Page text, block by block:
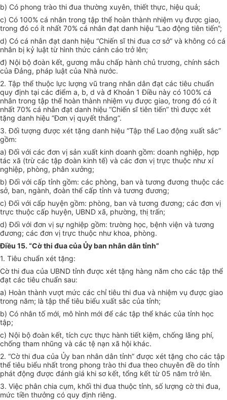
b) Có phong trào thi đua thường xuyên, thiết thực, hiệu quả;
c) Có 100% cá nhân trong tập thể hoàn thành nhiệm vụ được giao,
trong đó có ít nhất 70% cá nhân đạt danh hiệu “Lao động tiên tiến”;
d) Có cá nhân đạt danh hiệu “Chiến sĩ thi đua cơ sở” và không có cá
nhân bị kỷ luật từ hình thức cảnh cáo trở lên;
đ) Nội bộ đoàn kết, gương mẫu chấp hành chủ trương, chính sách
của Đảng, pháp luật của Nhà nước.
2. Tập thể thuộc lực lượng vũ trang nhân dân đạt các tiêu chuẩn
quy định tại các điểm a, b, d và đ Khoản 1 Điều này có 100% cá
nhân trong tập thể hoàn thành nhiệm vụ được giao, trong đó có ít
nhất 70% cá nhân đạt danh hiệu “Chiến sĩ tiên tiến” thì được xét
tặng danh hiệu “Đơn vị quyết thắng”.
3. Đối tượng được xét tặng danh hiệu “Tập thể Lao động xuất sắc”
gồm:
a) Đối với các đơn vị sản xuất kinh doanh gồm: doanh nghiệp, hợp
tác xã (trừ các tập đoàn kinh tế) và các đơn vị trực thuộc như xí
nghiệp, phòng, phân xưởng;
b) Đối với cấp tỉnh gồm: các phòng, ban và tương đương thuộc các
sở, ban, ngành, đoàn thể cấp tỉnh và tương đương;
c) Đối với cấp huyện gồm: phòng, ban và tương đương; các đơn vị
trực thuộc cấp huyện, UBND xã, phường, thị trấn;
d) Đối với đơn vị sự nghiệp gồm: trường học, bệnh viện và tương
đương; các đơn vị trực thuộc như khoa, phòng.
Điều 15. “Cờ thi đua của Ủy ban nhân dân tỉnh”
1. Tiêu chuẩn xét tặng:
Cờ thi đua của UBND tỉnh được xét tặng hàng năm cho các tập thể
đạt các tiêu chuẩn sau:
a) Hoàn thành vượt mức các chỉ tiêu thi đua và nhiệm vụ được giao
trong năm; là tập thể tiêu biểu xuất sắc của tỉnh;
b) Có nhân tố mới, mô hình mới để các tập thể khác của tỉnh học
tập;
c) Nội bộ đoàn kết, tích cực thực hành tiết kiệm, chống lãng phí,
chống tham nhũng và các tệ nạn xã hội khác.
2. “Cờ thi đua của Ủy ban nhân dân tỉnh” được xét tặng cho các tập
thể tiêu biểu nhất trong phong trào thi đua theo chuyên đề do tỉnh
phát động được đánh giá khi sơ kết, tổng kết từ 05 năm trở lên.
3. Việc phân chia cụm, khối thi đua thuộc tỉnh, số lượng cờ thi đua,
mức tiền thưởng có quy định riêng.